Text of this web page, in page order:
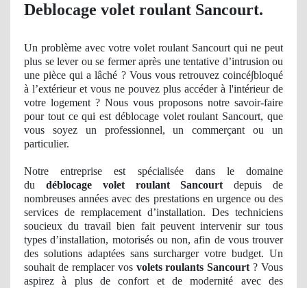
Deblocage volet roulant Sancourt.
Un problème avec votre volet roulant Sancourt qui ne peut
plus se leverou se fermeraprès une tentative d’intrusion ou
une pièce qui a lâché ? Vous vous retrouvez coincé∫bloqué
à l’extérieur et vous ne pouvez plus accéderà l'intérieur de
votre logement ? Nous vous proposons notre savoir-faire
pour tout ce qui est déblocage volet roulant Sancourt, que
vous soyez un professionnel, un commerçant ou un
particulier.
Notre entreprise est spécialisée dans le domaine
du déblocage volet roulant Sancourt depuis de
nombreuses années avec des prestations en urgence ou des
services de remplacement d’installation. Des techniciens
soucieux du travail bien fait peuvent intervenir sur tous
types d’installation, motorisés ou non, afin de vous trouver
des solutions adaptées sans surcharger votre budget. Un
souhait de remplacer vos volets roulants Sancourt ? Vous
aspirez à plus de confort et de modernité avec des